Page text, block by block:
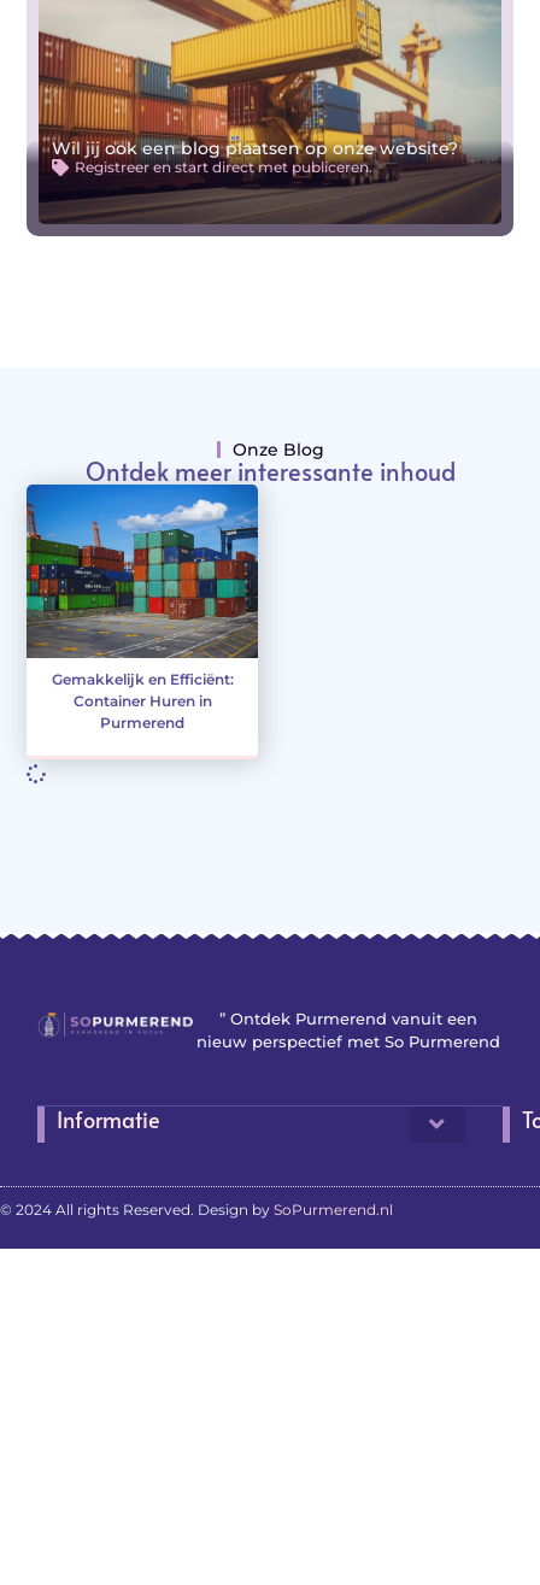
Wil jij ook een blog plaatsen op onze website?
Registreer en start direct met publiceren.
Onze Blog
Ontdek meer interessante inhoud
Gemakkelijk en Efficiënt:
Container Huren in
Purmerend
” Ontdek Purmerend vanuit een
nieuw perspectief met So Purmerend
Informatie
© 2024 All rights Reserved. Design by SoPurmerend.nl